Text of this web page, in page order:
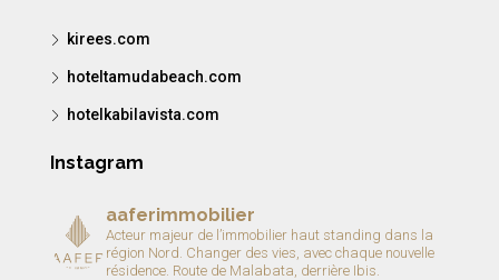
kirees.com
hoteltamudabeach.com
hotelkabilavista.com
Instagram
aaferimmobilier
Acteur majeur de l’immobilier haut standing dans la
région Nord. Changer des vies, avec chaque nouvelle
résidence. Route de Malabata, derrière Ibis.